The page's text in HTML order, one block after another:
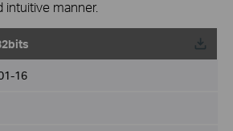
intuitive manner.
16